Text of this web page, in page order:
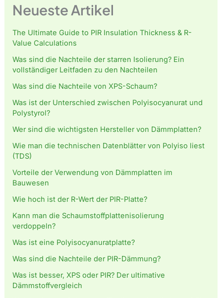
Neueste Artikel
The Ultimate Guide to PIR Insulation Thickness & R-
Value Calculations
Was sind die Nachteile der starren Isolierung? Ein
vollständiger Leitfaden zu den Nachteilen
Was sind die Nachteile von XPS-Schaum?
Was ist der Unterschied zwischen Polyisocyanurat und
Polystyrol?
Wer sind die wichtigsten Hersteller von Dämmplatten?
Wie man die technischen Datenblätter von Polyiso liest
(TDS)
Vorteile der Verwendung von Dämmplatten im
Bauwesen
Wie hoch ist der R-Wert der PIR-Platte?
Kann man die Schaumstoffplattenisolierung
verdoppeln?
Was ist eine Polyisocyanuratplatte?
Was sind die Nachteile der PIR-Dämmung?
Was ist besser, XPS oder PIR? Der ultimative
Dämmstoffvergleich